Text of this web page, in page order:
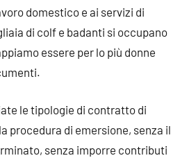
domestico e ai servizi di
di colf e badanti si occupano
essere per lo più donne
le tipologie di contratto di
procedura di emersione, senza il
senza imporre contributi